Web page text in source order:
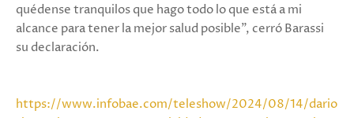
quédense tranquilos que hago todo lo que está a mi
alcance para tener la mejor salud posible”, cerró Barassi
su declaración.
https://www.infobae.com/teleshow/2024/08/14/dario